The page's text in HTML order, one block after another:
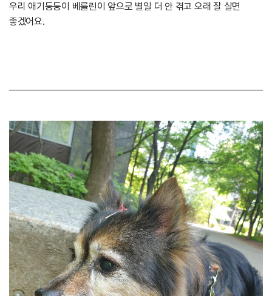
우리 애기둥둥이 베를린이 앞으로 별일 더 안 겪고 오래 잘 살면
좋겠어요.